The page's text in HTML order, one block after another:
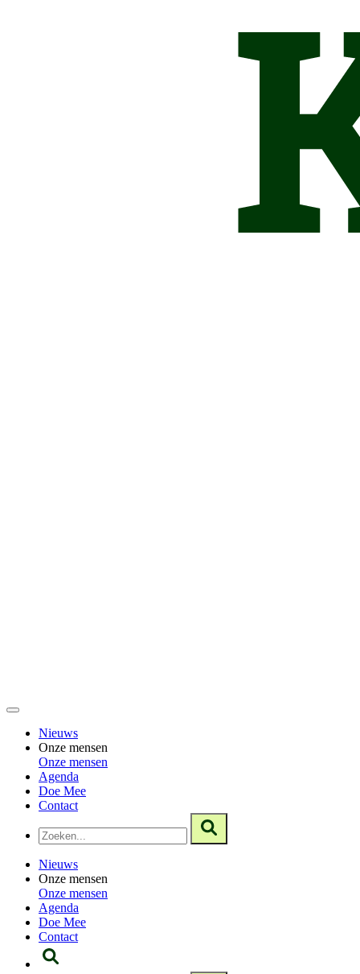
Nieuws
Onze mensen
Onze mensen
Agenda
Doe Mee
Contact
Nieuws
Onze mensen
Onze mensen
Agenda
Doe Mee
Contact